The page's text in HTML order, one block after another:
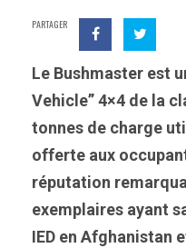
PARTAGER
Le Bushmaster est
Vehicle” 4×4 de la
tonnes de charge
offerte aux
réputation
exemplaires ayant
IED en Afghanistan